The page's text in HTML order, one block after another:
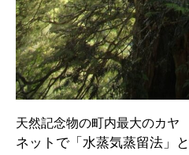
天然記念物の町内最大のカヤ
ネットで「水蒸気蒸留法」